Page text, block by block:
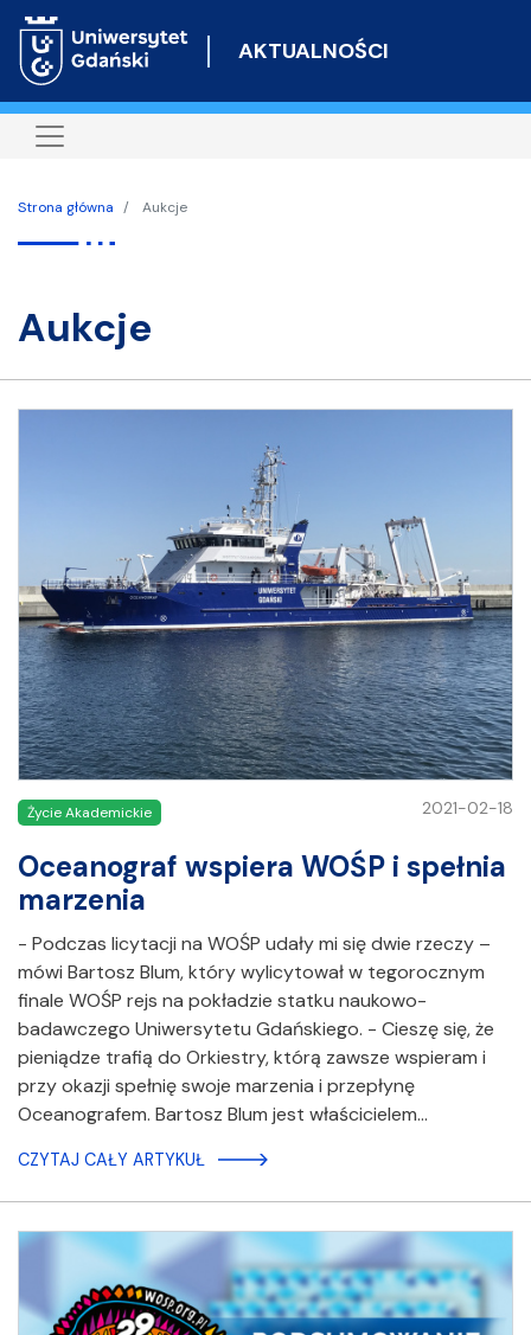
do
AKTUALNOŚCI
Strona główna Aukcje
aukcje
Życie Akademickie 2021-02-18
Oceanograf wspiera WOŚP i spełnia
marzenia
- Podczas licytacji na WOŚP udały mi się dwie rzeczy –
mówi Bartosz Blum, który wylicytował w tegorocznym
finale WOŚP rejs na pokładzie statku naukowo-
badawczego Uniwersytetu Gdańskiego. - Cieszę się, że
pieniądze trafią do Orkiestry, którą zawsze wspieram i
przy okazji spełnię swoje marzenia i przepłynę
Oceanografem. Bartosz Blum jest właścicielem…
CZYTAJ CAŁY ARTYKUŁ